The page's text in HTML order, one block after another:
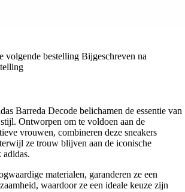
volgende bestelling Bijgeschreven na
Barreda Decode belichamen de essentie van
Ontworpen om te voldoen aan de
vrouwen, combineren deze sneakers
ze trouw blijven aan de iconische
adidas.
materialen, garanderen ze een
waardoor ze een ideale keuze zijn